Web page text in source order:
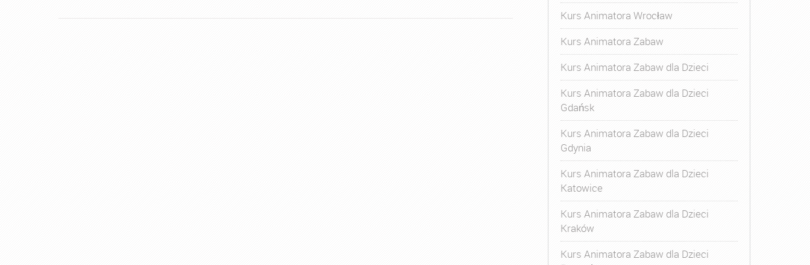
Kurs Animatora Wrocław
Kurs Animatora Zabaw
Kurs Animatora Zabaw dla Dzieci
Kurs Animatora Zabaw dla Dzieci
Gdańsk
Kurs Animatora Zabaw dla Dzieci
Gdynia
Kurs Animatora Zabaw dla Dzieci
Katowice
Kurs Animatora Zabaw dla Dzieci
Kraków
Kurs Animatora Zabaw dla Dzieci